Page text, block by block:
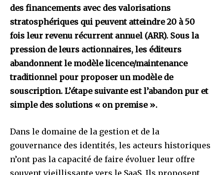
des financements avec des valorisations
stratosphériques qui peuvent atteindre 20 à 50
fois leur revenu récurrent annuel (ARR). Sous la
pression de leurs actionnaires, les éditeurs
abandonnent le modèle licence/maintenance
traditionnel pour proposer un modèle de
souscription. L’étape suivante est l’abandon pur et
simple des solutions « on premise ».
Dans le domaine de la gestion et de la
gouvernance des identités, les acteurs historiques
n’ont pas la capacité de faire évoluer leur offre